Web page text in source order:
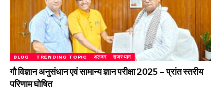
BLOG TRENDING TOPIC अलवर राजस्थान
गौ विज्ञान अनुसंधान एवं सामान्य ज्ञान परीक्षा 2025 – प्रांत स्तरीय
परिणाम घोषित